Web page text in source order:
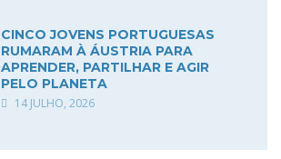
CINCO JOVENS PORTUGUESAS
RUMARAM À ÁUSTRIA PARA
APRENDER, PARTILHAR E AGIR
PELO PLANETA
14 JULHO, 2026